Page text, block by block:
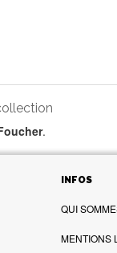
.
INFOS
QUI
MENTIONS